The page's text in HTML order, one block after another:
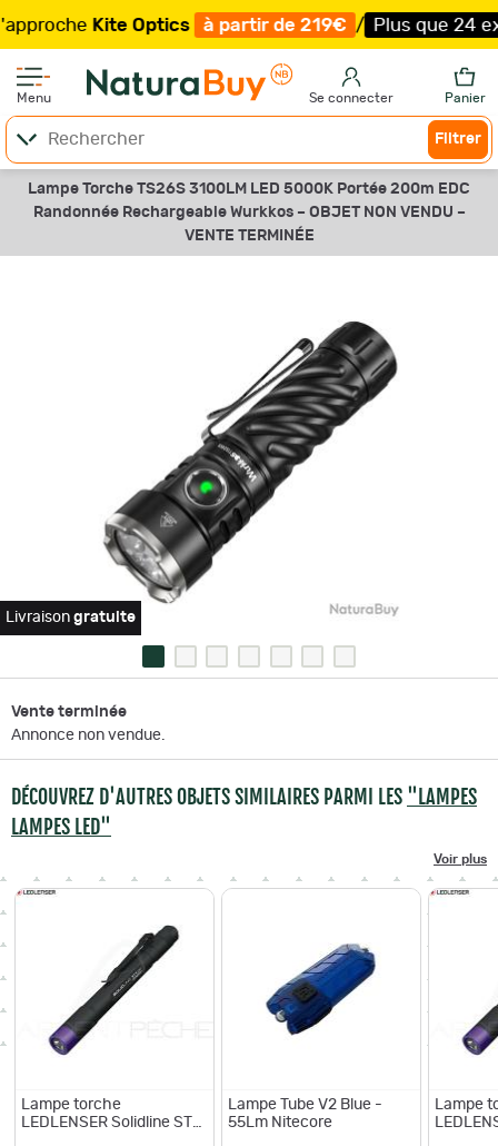
Kite Optics à partir de 219€ / Plus que 24
Menu Se connecter Panier
Filtrer
Lampe Torche TS26S 3100LM LED 5000K Portée 200m EDC
Randonnée Rechargeable Wurkkos – OBJET NON VENDU –
VENTE TERMINÉE
Livraison gratuite
Vente terminée
Annonce non vendue.
DÉCOUVREZ D'AUTRES OBJETS SIMILAIRES PARMI LES "LAMPES
LAMPES LED"
Voir plus
Lampe torche
LEDLENSER Solidline ST4
Lampe Tube V2 Blue -
55Lm Nitecore
Lampe